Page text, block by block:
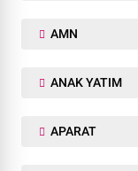
AMN
ANAK YATIM
APARAT